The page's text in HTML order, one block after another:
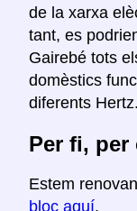
de la xarxa
tant, es
Gairebé tots
domèstics
diferents Hertz.
Per fi, per
Estem
bloc aquí.